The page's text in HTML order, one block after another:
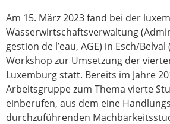
Am 15. März 2023 fand bei der
Wasserwirtschaftsverwaltung
gestion de l’eau, AGE) in Esch/
Workshop zur Umsetzung der
Luxemburg statt. Bereits im Jahre
Arbeitsgruppe zum Thema vierte
einberufen, aus dem eine
durchzuführenden